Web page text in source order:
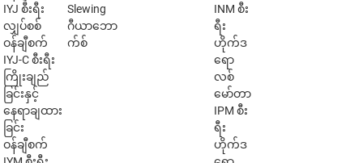
IYJ စီးရီး
လျှပ်စစ်
ဝန်ချီစက်
IYJ-C စီးရီး
ကြိုးချည်
ခြင်းနှင့်
နေရာချထား
ခြင်း
ဝန်ချီစက်
Slewing
ဂီယာဘော
က်စ်
INM စီး
ရီး
ဟိုက်ဒ
ရော
လစ်
မော်တာ
IPM စီး
ရီး
ဟိုက်ဒ